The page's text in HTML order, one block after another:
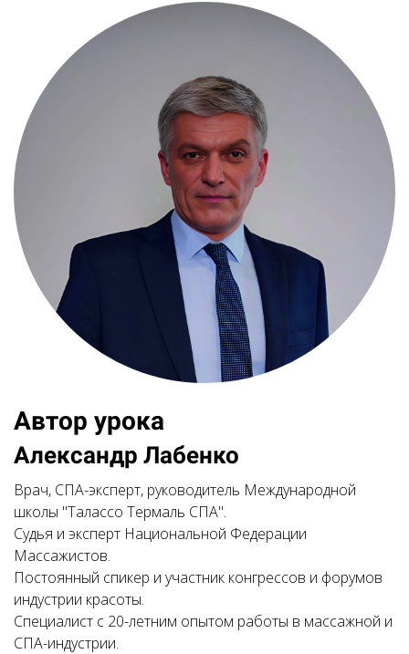
Автор урока
Александр Лабенко
Врач, СПА-эксперт, руководитель Международной
школы "Талассо Термаль СПА".
Судья и эксперт Национальной Федерации
Массажистов.
Постоянный спикер и участник конгрессов и форумов
индустрии красоты.
Специалист с 20-летним опытом работы в массажной и
СПА-индустрии.